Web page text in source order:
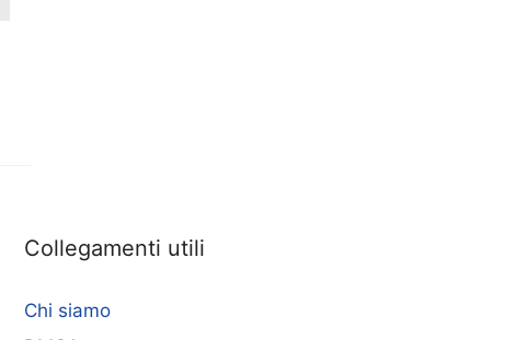
Collegamenti utili
Chi siamo